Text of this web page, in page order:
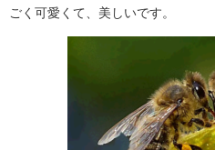
ごく可愛くて、美しいです。